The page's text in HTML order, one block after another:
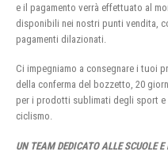
e il pagamento verrà effettuato al
disponibili nei nostri punti vendita,
pagamenti dilazionati.
Ci impegniamo a consegnare i tuoi
della conferma del bozzetto, 20
per i prodotti sublimati degli sport
ciclismo.
UN TEAM DEDICATO ALLE SCUOLE E